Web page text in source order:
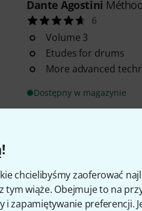
chcielibyśmy zaoferować
tym wiąże. Obejmuje to na
i zapamiętywanie preferencji.
Dante Agostini
6
Volume 3
Etudes for drums
More advanced
Dostępny w magazynie
Syncopated reading
By Dante Agostini
ISMN